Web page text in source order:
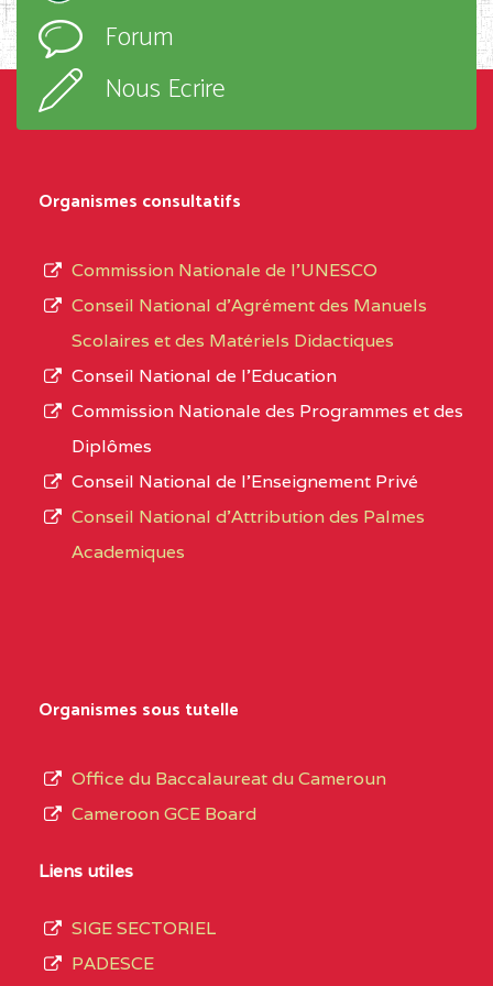
D'ENSEIGNEMENT
PROFESSIONNEL
(CEGEP) STE FOI BP
:4740 YAOUNDE
CENTRE
COLLEGE PANAFRICAIN
DE L'EXCELLENCE BP
CENTRE
COLLEGE PRIVE
CENTRE
COLLEGE PRIVE LAIC
SAINT MICHEL
CENTRE
d’enseignement,
type
L’offre
d’éducation
de
du
de
septembre
Forum
Nous Ecrire
Organismes consultatifs
Commission Nationale de l’UNESCO
Conseil National d’Agrément des Manuels
Scolaires et des Matériels Didactiques
Conseil National de l’Education
Commission Nationale des Programmes et des
Diplômes
Conseil National de l’Enseignement Privé
Conseil National d'Attribution des Palmes
Academiques
Organismes sous tutelle
Office du Baccalaureat du Cameroun
Cameroon GCE Board
Liens utiles
SIGE SECTORIEL
PADESCE